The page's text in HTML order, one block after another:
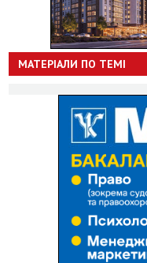
МАТЕРІАЛИ ПО ТЕМІ